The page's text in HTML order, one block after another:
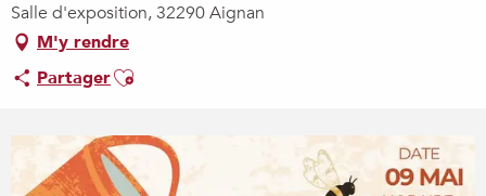
Salle d'exposition, 32290 Aignan
M'y rendre
PartagerAjouter aux favoris